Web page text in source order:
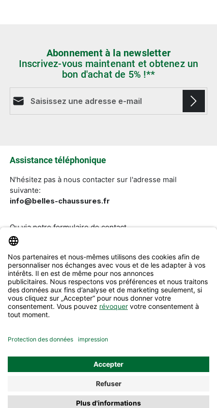
Abonnement à la newsletter
Inscrivez-vous maintenant et obtenez un
bon d'achat de 5% !**
Assistance téléphonique
N'hésitez pas à nous contacter sur l'adresse mail
suivante:
info@belles-chaussures.fr
Ou via notreformulaire de contact.
Révoquer un contrat
Aide & Contact
Tous les prix incluent la TVA plus les
éventuels frais de livraison, sauf indication contraire.